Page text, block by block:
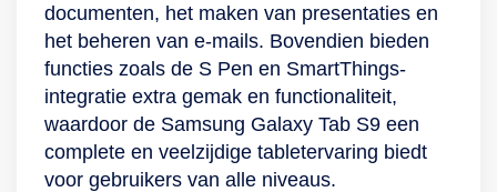
watt-snellader zal je
niet snel zonder
stroom komen te
zitten tijdens je
videocall.
dus gerust een
leuke foto van jezelf
en je vrienden, of
van het uitzicht dat
je bewondert als je
onderweg bent.
Maar de camera
documenten, het maken van presentaties en
het beheren van e-mails. Bovendien bieden
functies zoals de S Pen en SmartThings-
integratie extra gemak en functionaliteit,
waardoor de Samsung Galaxy Tab S9 een
complete en veelzijdige tabletervaring biedt
voor gebruikers van alle niveaus.